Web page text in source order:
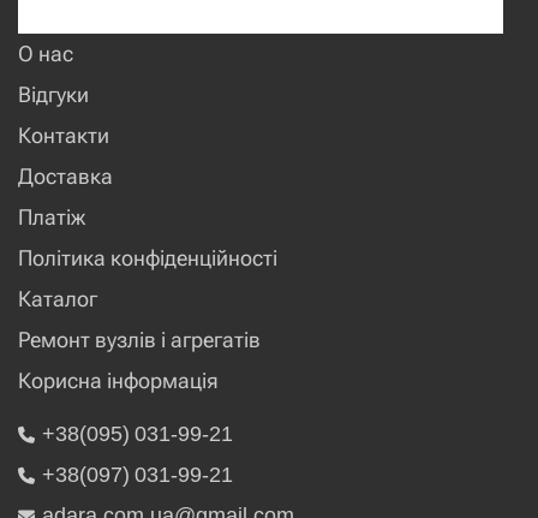
О нас
Відгуки
Контакти
Доставка
Платіж
Політика конфіденційності
Каталог
Ремонт вузлів і агрегатів
Корисна інформація
+38(095) 031-99-21
+38(097) 031-99-21